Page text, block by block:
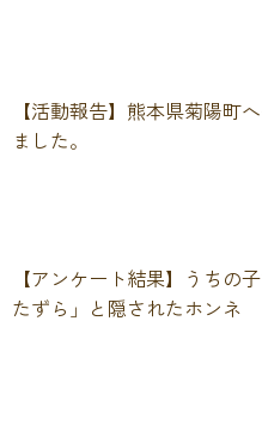
【活動報告】熊本県菊陽町
ました。
【アンケート結果】うちの
たずら」と隠されたホンネ